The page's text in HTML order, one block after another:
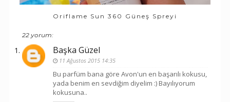
Oriflame Sun 360 Güneş Spreyi
22 yorum:
Başka Güzel
11 Ağustos 2015 14:35
Bu parfüm bana göre Avon'un en başarılı kokusu,
yada benim en sevdiğim diyelim :) Bayılıyorum
kokusuna..